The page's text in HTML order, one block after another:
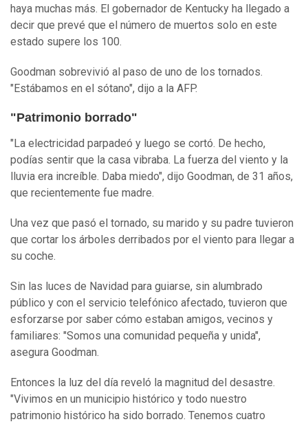
haya muchas más. El gobernador de Kentucky ha llegado a
decir que prevé que el número de muertos solo en este
estado supere los 100.
Goodman sobrevivió al paso de uno de los tornados.
"Estábamos en el sótano", dijo a la AFP.
"Patrimonio borrado"
"La electricidad parpadeó y luego se cortó. De hecho,
podías sentir que la casa vibraba. La fuerza del viento y la
lluvia era increíble. Daba miedo", dijo Goodman, de 31 años,
que recientemente fue madre.
Una vez que pasó el tornado, su marido y su padre tuvieron
que cortar los árboles derribados por el viento para llegar a
su coche.
Sin las luces de Navidad para guiarse, sin alumbrado
público y con el servicio telefónico afectado, tuvieron que
esforzarse por saber cómo estaban amigos, vecinos y
familiares: "Somos una comunidad pequeña y unida",
asegura Goodman.
Entonces la luz del día reveló la magnitud del desastre.
"Vivimos en un municipio histórico y todo nuestro
patrimonio histórico ha sido borrado. Tenemos cuatro